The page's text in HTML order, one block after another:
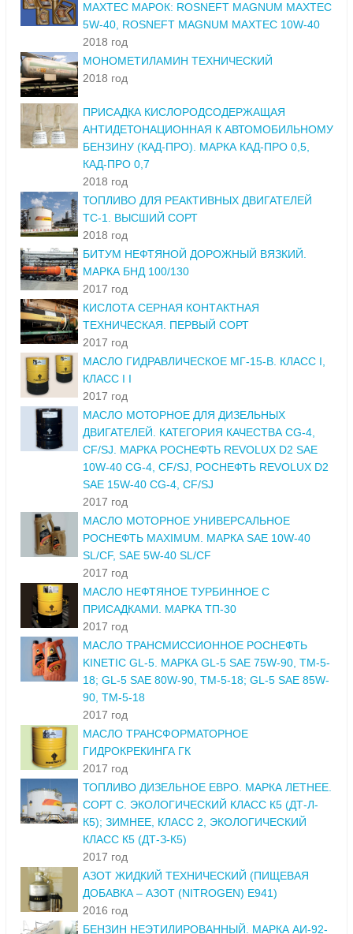
MAXTEC МАРОК: ROSNEFT MAGNUM MAXTEC
5W-40, ROSNEFT MAGNUM MAXTEC 10W-40
2018 год
МОНОМЕТИЛАМИН ТЕХНИЧЕСКИЙ
2018 год
ПРИСАДКА КИСЛОРОДСОДЕРЖАЩАЯ
АНТИДЕТОНАЦИОННАЯ К АВТОМОБИЛЬНОМУ
БЕНЗИНУ (КАД-ПРО). МАРКА КАД-ПРО 0,5,
КАД-ПРО 0,7
2018 год
ТОПЛИВО ДЛЯ РЕАКТИВНЫХ ДВИГАТЕЛЕЙ
ТС-1. ВЫСШИЙ СОРТ
2018 год
БИТУМ НЕФТЯНОЙ ДОРОЖНЫЙ ВЯЗКИЙ.
МАРКА БНД 100/130
2017 год
КИСЛОТА СЕРНАЯ КОНТАКТНАЯ
ТЕХНИЧЕСКАЯ. ПЕРВЫЙ СОРТ
2017 год
МАСЛО ГИДРАВЛИЧЕСКОЕ МГ-15-В. КЛАСС I,
КЛАСС I I
2017 год
МАСЛО МОТОРНОЕ ДЛЯ ДИЗЕЛЬНЫХ
ДВИГАТЕЛЕЙ. КАТЕГОРИЯ КАЧЕСТВА CG-4,
CF/SJ. МАРКА РОСНЕФТЬ REVOLUX D2 SAE
10W-40 CG-4, CF/SJ, РОСНЕФТЬ REVOLUX D2
SAE 15W-40 CG-4, CF/SJ
2017 год
МАСЛО МОТОРНОЕ УНИВЕРСАЛЬНОЕ
РОСНЕФТЬ MAXIMUM. МАРКА SAE 10W-40
SL/CF, SAE 5W-40 SL/CF
2017 год
МАСЛО НЕФТЯНОЕ ТУРБИННОЕ С
ПРИСАДКАМИ. МАРКА ТП-30
2017 год
МАСЛО ТРАНСМИССИОННОЕ РОСНЕФТЬ
KINETIC GL-5. МАРКА GL-5 SAE 75W-90, ТМ-5-
18; GL-5 SAE 80W-90, ТМ-5-18; GL-5 SAE 85W-
90, ТМ-5-18
2017 год
МАСЛО ТРАНСФОРМАТОРНОЕ
ГИДРОКРЕКИНГА ГК
2017 год
ТОПЛИВО ДИЗЕЛЬНОЕ ЕВРО. МАРКА ЛЕТНЕЕ.
СОРТ С. ЭКОЛОГИЧЕСКИЙ КЛАСС К5 (ДТ-Л-
К5); ЗИМНЕЕ, КЛАСС 2, ЭКОЛОГИЧЕСКИЙ
КЛАСС К5 (ДТ-З-К5)
2017 год
АЗОТ ЖИДКИЙ ТЕХНИЧЕСКИЙ (ПИЩЕВАЯ
ДОБАВКА – АЗОТ (NITROGEN) E941)
2016 год
БЕНЗИН НЕЭТИЛИРОВАННЫЙ. МАРКА АИ-92-